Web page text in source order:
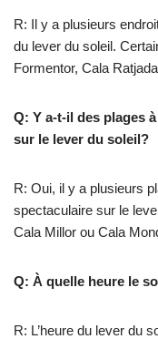
R: Il y a plusieurs
du lever du soleil.
Formentor, Cala
Q: Y a-t-il des plages
sur le lever du soleil?
R: Oui, il y a plusieurs
spectaculaire sur le
Cala Millor ou Cala
Q: À quelle heure le
R: L’heure du lever du